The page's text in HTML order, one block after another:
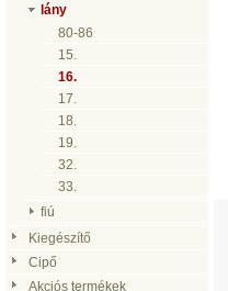
lány
80-86
15.
16.
17.
18.
19.
32.
33.
fiú
Kiegészítő
Cipő
Akciós termékek